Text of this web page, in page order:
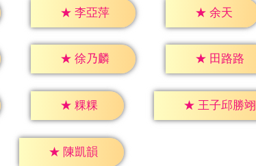
★ 李亞萍 ★ 余天
★ 徐乃麟 ★ 田路路
★ 粿粿 ★ 王子邱勝翊
★ 陳凱韻